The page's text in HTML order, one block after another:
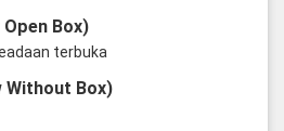
Open Box)
terbuka
Without Box)